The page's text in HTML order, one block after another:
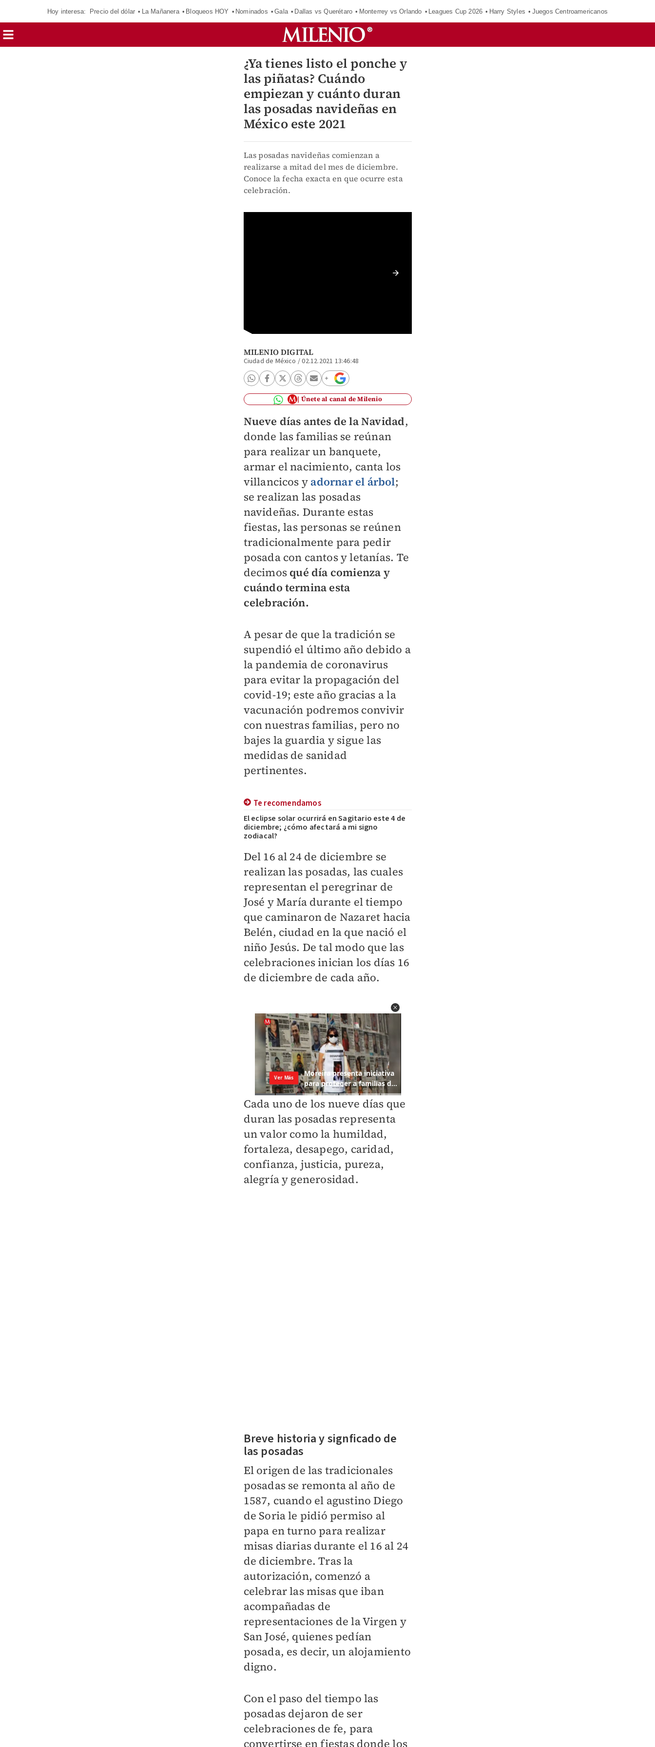
Hoy interesa: Precio del dólar La Mañanera Bloqueos HOY Nominados Gala Dallas vs Querétaro Monterrey vs Orlando Leagues Cup 2026 Harry Styles Juegos Centroamericanos
¿Ya tienes listo el ponche y
las piñatas? Cuándo
empiezan y cuánto duran
las posadas navideñas en
México este 2021
Las posadas navideñas comienzan a
realizarse a mitad del mes de diciembre.
Conoce la fecha exacta en que ocurre esta
celebración.
MILENIO DIGITAL
Ciudad de México /02.12.2021 13:46:48
Únete al canal de Milenio
Nueve días antes de la Navidad,
donde las familias se reúnan
para realizar un banquete,
armar el nacimiento, canta los
villancicos y adornar el árbol;
se realizan las posadas
navideñas. Durante estas
fiestas, las personas se reúnen
tradicionalmente para pedir
posada con cantos y letanías. Te
decimos qué día comienza y
cuándo termina esta
celebración.
A pesar de que la tradición se
supendió el último año debido a
la pandemia de coronavirus
para evitar la propagación del
covid-19; este año gracias a la
vacunación podremos convivir
con nuestras familias, pero no
bajes la guardia y sigue las
medidas de sanidad
pertinentes.
Te recomendamos
El eclipse solar ocurrirá en Sagitario este 4 de
diciembre; ¿cómo afectará a mi signo
zodiacal?
Del 16 al 24 de diciembre se
realizan las posadas, las cuales
representan el peregrinar de
José y María durante el tiempo
que caminaron de Nazaret hacia
Belén, ciudad en la que nació el
niño Jesús. De tal modo que las
celebraciones inician los días 16
de diciembre de cada año.
Cada uno de los nueve días que
duran las posadas representa
un valor como la humildad,
fortaleza, desapego, caridad,
confianza, justicia, pureza,
alegría y generosidad.
Breve historia y signficado de
las posadas
El origen de las tradicionales
posadas se remonta al año de
1587, cuando el agustino Diego
de Soria le pidió permiso al
papa en turno para realizar
misas diarias durante el 16 al 24
de diciembre. Tras la
autorización, comenzó a
celebrar las misas que iban
acompañadas de
representaciones de la Virgen y
San José, quienes pedían
posada, es decir, un alojamiento
digno.
Con el paso del tiempo las
posadas dejaron de ser
celebraciones de fe, para
convertirse en fiestas donde los